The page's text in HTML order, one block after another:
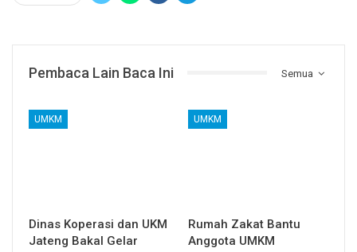
Semua
Pembaca Lain Baca Ini
UMKM
Dinas Koperasi dan UKM
Jateng Bakal Gelar
UMKM
Rumah Zakat Bantu
Anggota UMKM